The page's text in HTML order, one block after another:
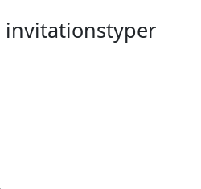
invitationstyper